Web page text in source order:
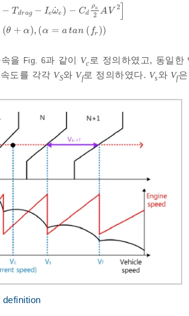
− T drag − Ieω
˙e ) − Cd
ρa
2 A V 2
(θ + α), (α = a tan ( fr ))
e d V cos
을 Fig. 6과 같이 Vc 로 정의하였고, 동일한
도를 각각 VS와 Vf로 정의하였다. Vs와 Vf